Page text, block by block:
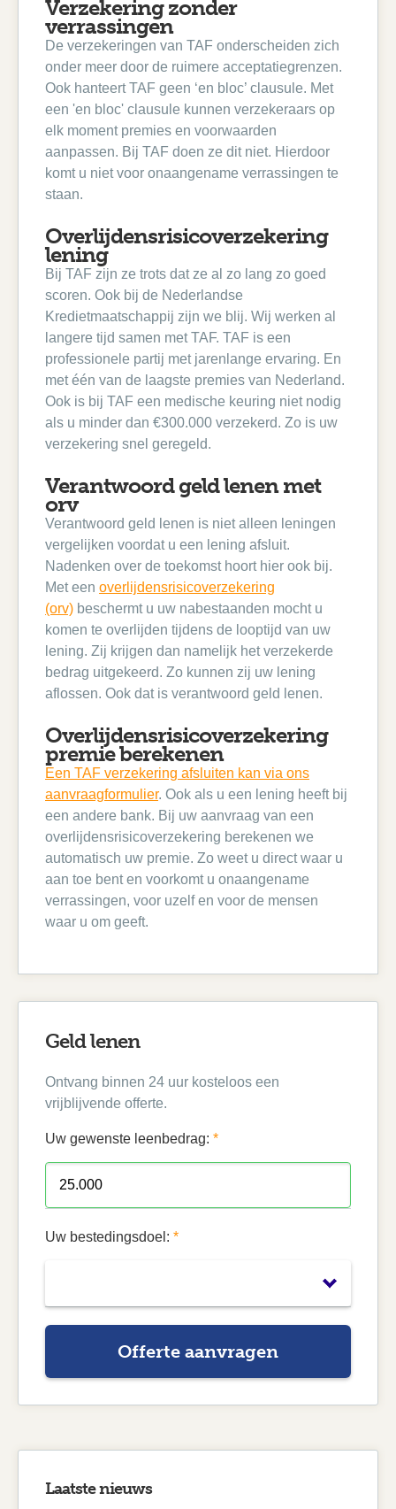
Verzekering zonder
verrassingen
De verzekeringen van TAF onderscheiden zich
onder meer door de ruimere acceptatiegrenzen.
Ook hanteert TAF geen ‘en bloc’ clausule. Met
een 'en bloc' clausule kunnen verzekeraars op
elk moment premies en voorwaarden
aanpassen. Bij TAF doen ze dit niet. Hierdoor
komt u niet voor onaangename verrassingen te
staan.
Overlijdensrisicoverzekering
lening
Bij TAF zijn ze trots dat ze al zo lang zo goed
scoren. Ook bij de Nederlandse
Kredietmaatschappij zijn we blij. Wij werken al
langere tijd samen met TAF. TAF is een
professionele partij met jarenlange ervaring. En
met één van de laagste premies van Nederland.
Ook is bij TAF een medische keuring niet nodig
als u minder dan €300.000 verzekerd. Zo is uw
verzekering snel geregeld.
Verantwoord geld lenen met
orv
Verantwoord geld lenen is niet alleen leningen
vergelijken voordat u een lening afsluit.
Nadenken over de toekomst hoort hier ook bij.
Met een overlijdensrisicoverzekering
(orv) beschermt u uw nabestaanden mocht u
komen te overlijden tijdens de looptijd van uw
lening. Zij krijgen dan namelijk het verzekerde
bedrag uitgekeerd. Zo kunnen zij uw lening
aflossen. Ook dat is verantwoord geld lenen.
Overlijdensrisicoverzekering
premie berekenen
Een TAF verzekering afsluiten kan via ons
aanvraagformulier. Ook als u een lening heeft bij
een andere bank. Bij uw aanvraag van een
overlijdensrisicoverzekering berekenen we
automatisch uw premie. Zo weet u direct waar u
aan toe bent en voorkomt u onaangename
verrassingen, voor uzelf en voor de mensen
waar u om geeft.
Geld lenen
Ontvang binnen 24 uur kosteloos een
vrijblijvende offerte.
Uw gewenste leenbedrag: *
Uw bestedingsdoel: *
Offerte aanvragen
Laatste nieuws